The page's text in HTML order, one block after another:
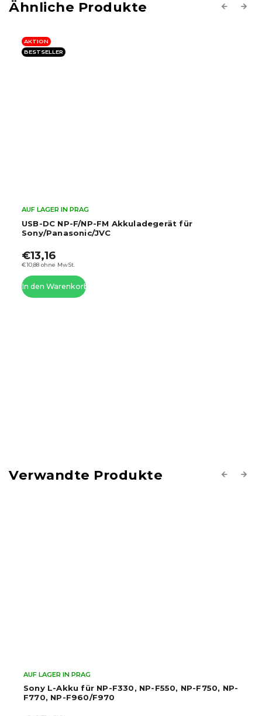
Previous
FM Akkuladegerät für
Next
Verwandte Produkte Previous
F550, NP-F750, NP-
Sony L-Akku für NP-F330, NP-
Next